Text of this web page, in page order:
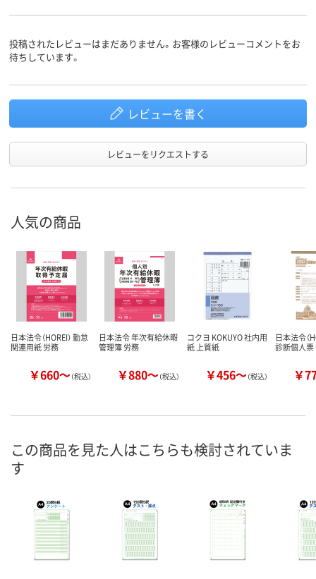
投稿されたレビューはまだありません。お客様のレビューコメントをお
待ちしています。
レビューを書く
レビューをリクエストする
人気の商品
日本法令（HOREI） 勤怠
関連用紙 労務
￥660～（税込）
日本法令 年次有給休暇
管理簿 労務
￥880～（税込）
コクヨ KOKUYO 社内用
紙 上質紙
￥456～（税込）
日本法令（
診断個人票
￥
この商品を見た人はこちらも検討されていま
す